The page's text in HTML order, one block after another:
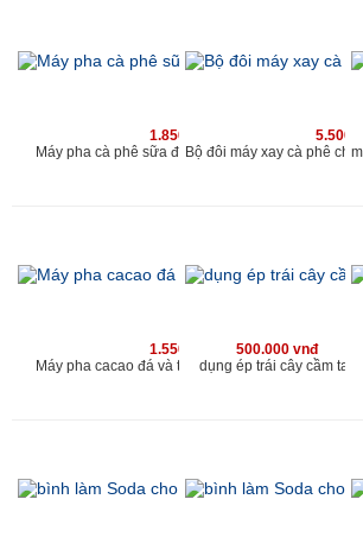
1.850.000 vnđ
Máy pha cà phê sữa đá và cacao sữa đá kahchan
1.550.000 vnđ
Máy pha cacao đá và trà sữa đá kahchan EP2178
500.000 vnđ
dụng ép trái cây cầm tay